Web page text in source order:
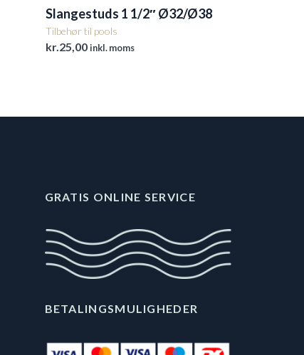
Slangestuds 1 1/2″ Ø32/Ø38
Tilbehør til pools
kr.25,00inkl. moms
GRATIS ONLINE SERVICE
BETALINGSMULIGHEDER